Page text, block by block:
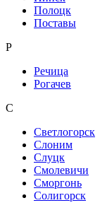
Полоцк
Поставы
Р
Речица
Рогачев
С
Светлогорск
Слоним
Слуцк
Смолевичи
Сморгонь
Солигорск